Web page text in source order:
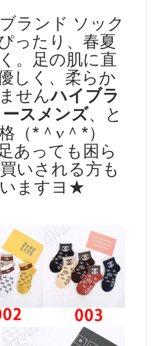
ランド ソック
ったり、春夏
。足の肌に直
しく、柔らか
せんハイブラ
スメンズ、と
（*＾v＾*）
あっても困ら
いされる方も
ますヨ★